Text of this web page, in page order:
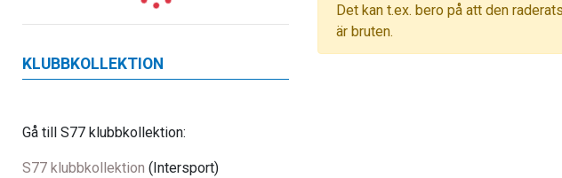
KLUBBKOLLEKTION
Gå till S77 klubbkollektion:
S77 klubbkollektion (Intersport)
Det kan t.ex. bero på att den
är bruten.